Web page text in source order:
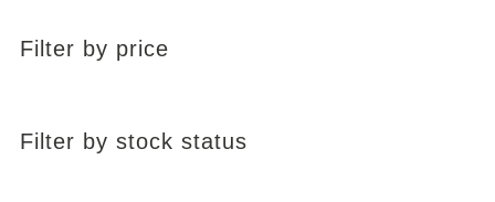
Filter by price
Filter by stock status